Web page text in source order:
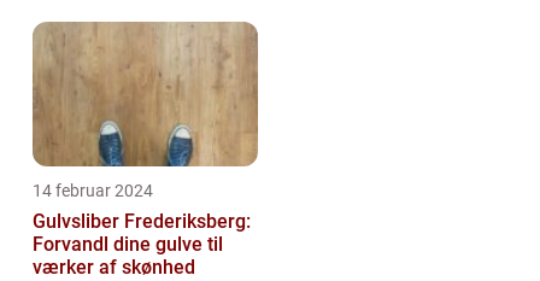
14 februar 2024
Gulvsliber Frederiksberg:
Forvandl dine gulve til
værker af skønhed